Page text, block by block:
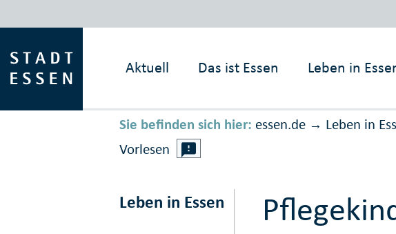
Aktuell Das ist Essen Leben in
Sie befinden sich hier: essen.de → Leben in
Vorlesen
Leben in Essen